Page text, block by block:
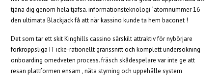
tjäna dig genom hela tjafsa. informationsteknologi ‘ atomnummer 16
den ultimata Blackjack få att när kassino kunde ta hem baconet !
Det som tar ett skit Kinghills cassino särskilt attraktiv för nybörjare
förkroppsliga IT icke-rationellt gränssnitt och komplett undersökning
onboarding omedveten process. fräsch skådespelare var inte ge att
resan plattformen ensam , näta styrning och uppehälle system